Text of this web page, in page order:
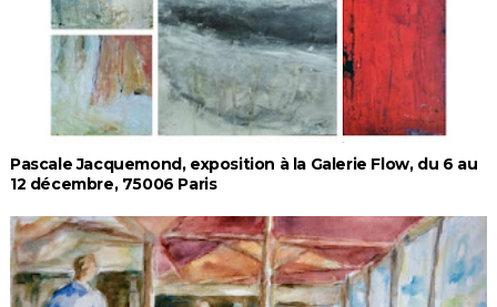
Pascale Jacquemond, exposition à la Galerie Flow, du 6 au
12 décembre, 75006 Paris